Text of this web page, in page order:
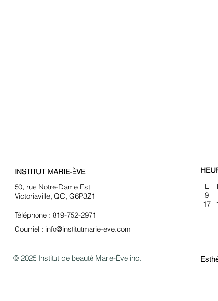
INSTITUT MARIE-ÈVE
50, rue Notre-Dame Est
Victoriaville, QC, G6P3Z1
L
9
17
Téléphone : 819-752-2971
Courriel : info@institutmarie-eve.com
© 2025 Institut de beauté Marie-Ève inc.